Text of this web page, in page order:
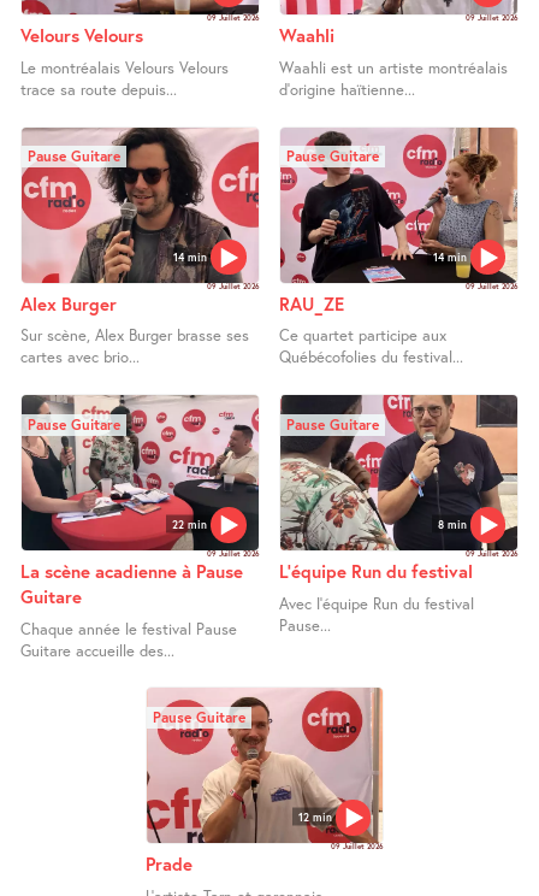
09 Juillet 2026
Velours Velours
Le montréalais Velours Velours
trace sa route depuis...
09 Juillet 2026
Waahli
Waahli est un artiste montréalais
d’origine haïtienne...
14 min
Pause Guitare
09 Juillet 2026
Alex Burger
Sur scène, Alex Burger brasse ses
cartes avec brio...
14 min
Pause Guitare
09 Juillet 2026
RAU_ZE
Ce quartet participe aux
Québécofolies du festival...
22 min
Pause Guitare
09 Juillet 2026
La scène acadienne à Pause
Guitare
Chaque année le festival Pause
Guitare accueille des...
8 min
Pause Guitare
09 Juillet 2026
L’équipe Run du festival
Avec l’équipe Run du festival
Pause...
12 min
Pause Guitare
09 Juillet 2026
Prade